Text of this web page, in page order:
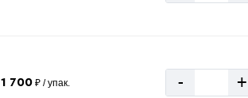
1 700₽ / упак. - +